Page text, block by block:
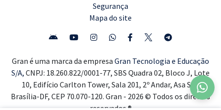
Segurança
Mapa do site
Gran é uma marca da empresa Gran Tecnologia e Educação
S/A, CNPJ: 18.260.822/0001-77, SBS Quadra 02, Bloco J, Lote
10, Edifício Carlton Tower, Sala 201, 2º Andar, Asa Sul,
Brasília-DF, CEP 70.070-120. Gran - 2026 © Todos os direitos
reservados ®